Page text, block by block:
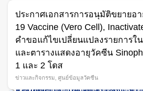
Search
for:
ประกาศเอกสารการอนุมัติขยายอ
19 Vaccine (Vero Cell),
คำขอแก้ไขเปลี่ยนแปลงรายการใ
และตารางแสดงอายุวัคซีน
1 และ 2 โดส
ข่าวและกิจกรรม ศูนย์ข้อมูลวัคซีน